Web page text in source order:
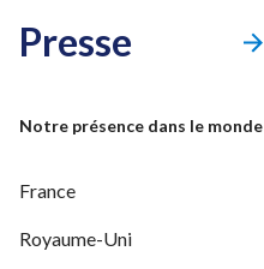
Presse
Notre présence dans le monde
France
Royaume-Uni